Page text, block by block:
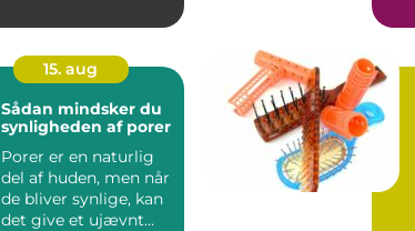
15. aug
Sådan mindsker du
synligheden af porer
Porer er en naturlig
del af huden, men når
de bliver synlige, kan
det give et ujævnt